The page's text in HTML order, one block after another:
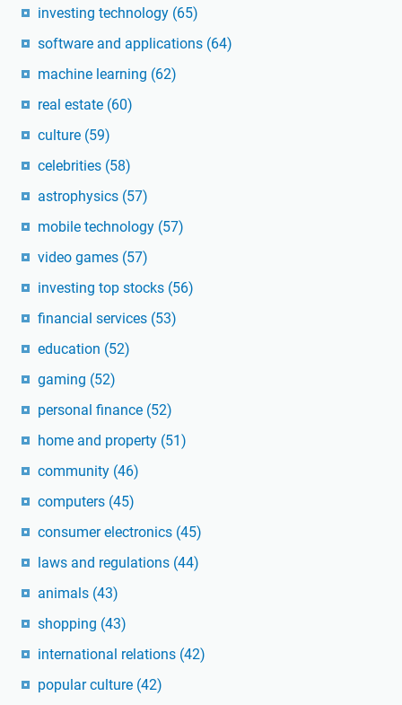
investing technology (65)
software and applications (64)
machine learning (62)
real estate (60)
culture (59)
celebrities (58)
astrophysics (57)
mobile technology (57)
video games (57)
investing top stocks (56)
financial services (53)
education (52)
gaming (52)
personal finance (52)
home and property (51)
community (46)
computers (45)
consumer electronics (45)
laws and regulations (44)
animals (43)
shopping (43)
international relations (42)
popular culture (42)